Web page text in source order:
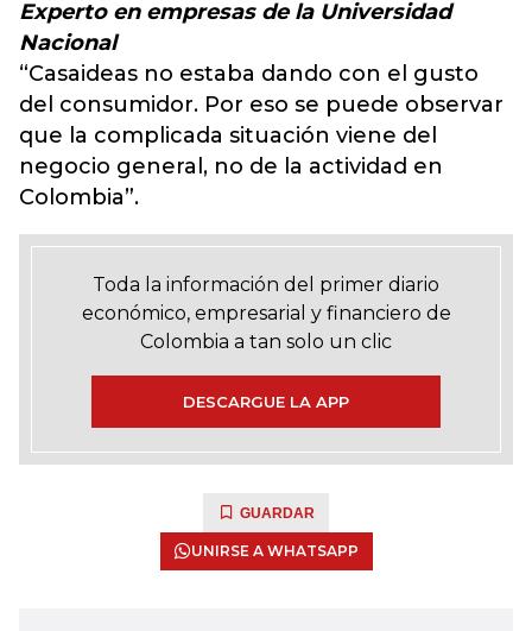
Experto en empresas de la Universidad
Nacional
“Casaideas no estaba dando con el gusto
del consumidor. Por eso se puede observar
que la complicada situación viene del
negocio general, no de la actividad en
Colombia”.
Toda la información del primer diario
económico, empresarial y financiero de
Colombia a tan solo un clic
DESCARGUE LA APP
GUARDAR
UNIRSE A WHATSAPP